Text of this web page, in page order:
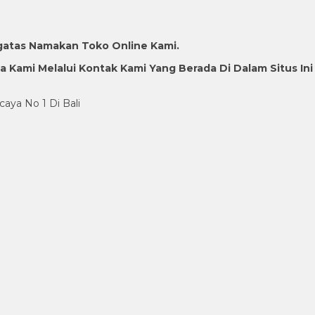
Namakan Toko Online Kami.
Melalui Kontak Kami Yang Berada Di Dalam Situs Ini
No 1 Di Bali